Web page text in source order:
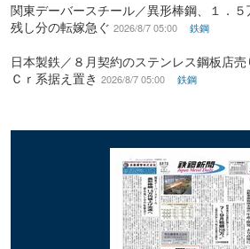
関東デーバースチール／異形棒鋼、１．
残し分の転嫁急ぐ 2026/8/7 05:00 鉄鋼
日本製鉄／８月契約のステンレス鋼板店売
Ｃｒ系据え置き 2026/8/7 05:00 鉄鋼